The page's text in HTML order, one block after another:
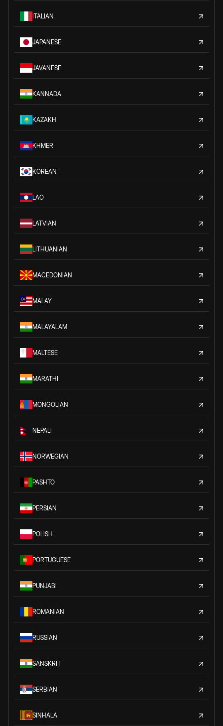
ITALIAN
JAPANESE
JAVANESE
KANNADA
KAZAKH
KHMER
KOREAN
LAO
LATVIAN
LITHUANIAN
MACEDONIAN
MALAY
MALAYALAM
MALTESE
MARATHI
MONGOLIAN
NEPALI
NORWEGIAN
PASHTO
PERSIAN
POLISH
PORTUGUESE
PUNJABI
ROMANIAN
RUSSIAN
SANSKRIT
SERBIAN
SINHALA